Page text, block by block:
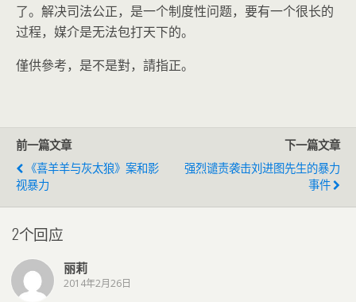
了。解决司法公正，是一个制度性问题，要有一个很长的
过程，媒介是无法包打天下的。
僅供參考，是不是對，請指正。
前一篇文章
《喜羊羊与灰太狼》案和影
视暴力
下一篇文章
强烈谴责袭击刘进图先生的暴力
事件
2个回应
丽莉
2014年2月26日